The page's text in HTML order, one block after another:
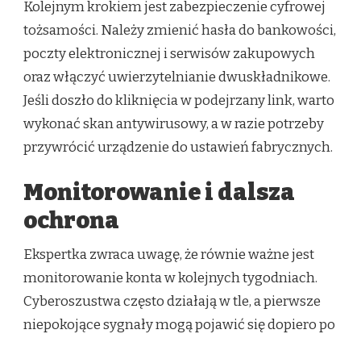
Kolejnym krokiem jest zabezpieczenie cyfrowej
tożsamości. Należy zmienić hasła do bankowości,
poczty elektronicznej i serwisów zakupowych
oraz włączyć uwierzytelnianie dwuskładnikowe.
Jeśli doszło do kliknięcia w podejrzany link, warto
wykonać skan antywirusowy, a w razie potrzeby
przywrócić urządzenie do ustawień fabrycznych.
Monitorowanie i dalsza
ochrona
Ekspertka zwraca uwagę, że równie ważne jest
monitorowanie konta w kolejnych tygodniach.
Cyberoszustwa często działają w tle, a pierwsze
niepokojące sygnały mogą pojawić się dopiero po